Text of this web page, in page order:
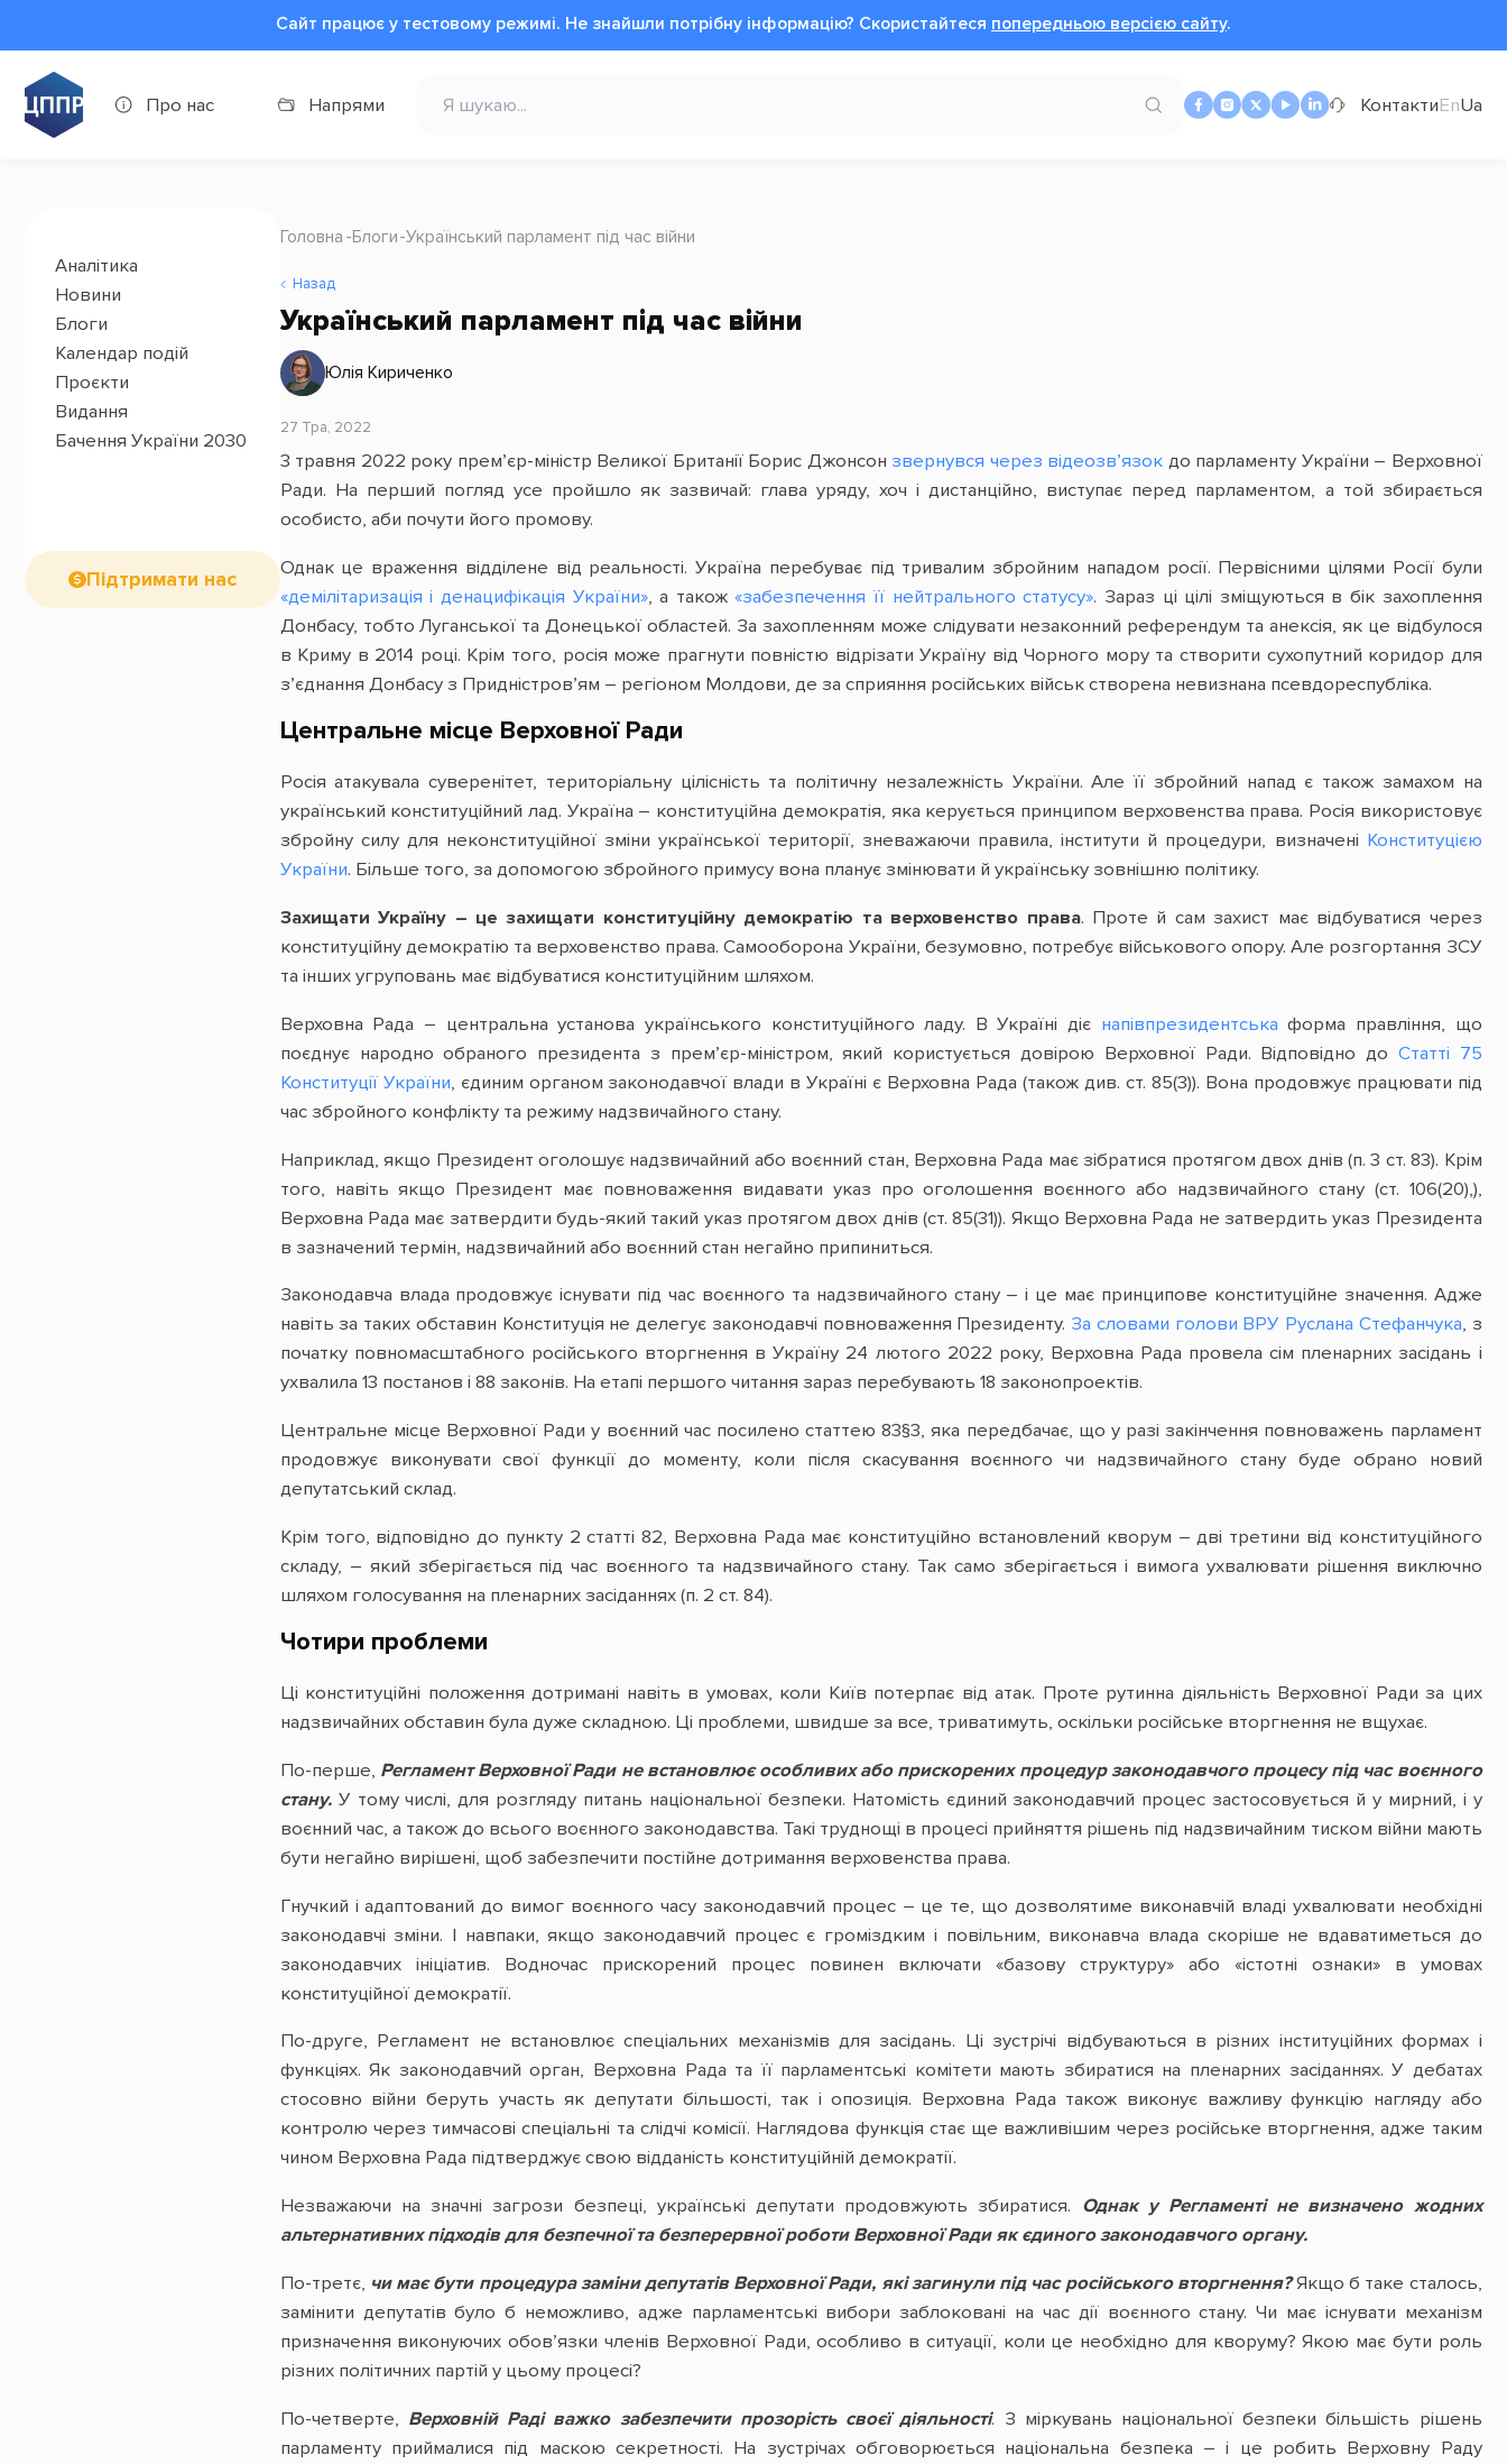
Сайт працює у тестовому режимі. Не знайшли потрібну інформацію? Cкористайтеся попередньою версією сайту.
Про нас Напрями КонтактиEnUa
Аналітика
Новини
Блоги
Календар подій
Проєкти
Видання
Бачення України 2030
Підтримати нас
Головна Блоги Український парламент під час війни
Назад
Український парламент під час війни
Юлія Кириченко
27 Тра, 2022
3 травня 2022 року прем’єр-міністр Великої Британії Борис Джонсон звернувся через відеозв’язок до парламенту України – Верховної
Ради. На перший погляд усе пройшло як зазвичай: глава уряду, хоч і дистанційно, виступає перед парламентом, а той збирається
особисто, аби почути його промову.
Однак це враження відділене від реальності. Україна перебуває під тривалим збройним нападом росії. Первісними цілями Росії були
«демілітаризація і денацифікація України», а також«забезпечення її нейтрального статусу». Зараз ці цілі зміщуються в бік захоплення
Донбасу, тобто Луганської та Донецької областей. За захопленням може слідувати незаконний референдум та анексія, як це відбулося
в Криму в 2014 році. Крім того, росія може прагнути повністю відрізати Україну від Чорного мору та створити сухопутний коридор для
з’єднання Донбасу з Придністров’ям – регіоном Молдови, де за сприяння російських військ створена невизнана псевдореспубліка.
Центральне місце Верховної Ради
Росія атакувала суверенітет, територіальну цілісність та політичну незалежність України. Але її збройний напад є також замахом на
український конституційний лад. Україна – конституційна демократія, яка керується принципом верховенства права. Росія використовує
збройну силу для неконституційної зміни української території, зневажаючи правила, інститути й процедури, визначені Конституцією
України. Більше того, за допомогою збройного примусу вона планує змінювати й українську зовнішню політику.
Захищати Україну – це захищати конституційну демократію та верховенство права. Проте й сам захист має відбуватися через
конституційну демократію та верховенство права. Самооборона України, безумовно, потребує військового опору. Але розгортання ЗСУ
та інших угруповань має відбуватися конституційним шляхом.
Верховна Рада – центральна установа українського конституційного ладу. В Україні діє напівпрезидентська форма правління, що
поєднує народно обраного президента з прем’єр-міністром, який користується довірою Верховної Ради. Відповідно до Статті 75
Конституції України, єдиним органом законодавчої влади в Україні є Верховна Рада (також див. ст. 85(3)). Вона продовжує працювати під
час збройного конфлікту та режиму надзвичайного стану.
Наприклад, якщо Президент оголошує надзвичайний або воєнний стан, Верховна Рада має зібратися протягом двох днів (п. 3 ст. 83). Крім
того, навіть якщо Президент має повноваження видавати указ про оголошення воєнного або надзвичайного стану (ст. 106(20),),
Верховна Рада має затвердити будь-який такий указ протягом двох днів (ст. 85(31)). Якщо Верховна Рада не затвердить указ Президента
в зазначений термін, надзвичайний або воєнний стан негайно припиниться.
Законодавча влада продовжує існувати під час воєнного та надзвичайного стану – і це має принципове конституційне значення. Адже
навіть за таких обставин Конституція не делегує законодавчі повноваження Президенту. За словами голови ВРУ Руслана Стефанчука, з
початку повномасштабного російського вторгнення в Україну 24 лютого 2022 року, Верховна Рада провела сім пленарних засідань і
ухвалила 13 постанов і 88 законів. На етапі першого читання зараз перебувають 18 законопроектів.
Центральне місце Верховної Ради у воєнний час посилено статтею 83§3, яка передбачає, що у разі закінчення повноважень парламент
продовжує виконувати свої функції до моменту, коли після скасування воєнного чи надзвичайного стану буде обрано новий
депутатський склад.
Крім того, відповідно до пункту 2 статті 82, Верховна Рада має конституційно встановлений кворум – дві третини від конституційного
складу, – який зберігається під час воєнного та надзвичайного стану. Так само зберігається і вимога ухвалювати рішення виключно
шляхом голосування на пленарних засіданнях (п. 2 ст. 84).
Чотири проблеми
Ці конституційні положення дотримані навіть в умовах, коли Київ потерпає від атак. Проте рутинна діяльність Верховної Ради за цих
надзвичайних обставин була дуже складною. Ці проблеми, швидше за все, триватимуть, оскільки російське вторгнення не вщухає.
По-перше, Регламент Верховної Ради не встановлює особливих або прискорених процедур законодавчого процесу під час воєнного
стану. У тому числі, для розгляду питань національної безпеки. Натомість єдиний законодавчий процес застосовується й у мирний, і у
воєнний час, а також до всього воєнного законодавства. Такі труднощі в процесі прийняття рішень під надзвичайним тиском війни мають
бути негайно вирішені, щоб забезпечити постійне дотримання верховенства права.
Гнучкий і адаптований до вимог воєнного часу законодавчий процес – це те, що дозволятиме виконавчій владі ухвалювати необхідні
законодавчі зміни. І навпаки, якщо законодавчий процес є громіздким і повільним, виконавча влада скоріше не вдаватиметься до
законодавчих ініціатив. Водночас прискорений процес повинен включати «базову структуру» або «істотні ознаки» в умовах
конституційної демократії.
По-друге, Регламент не встановлює спеціальних механізмів для засідань. Ці зустрічі відбуваються в різних інституційних формах і
функціях. Як законодавчий орган, Верховна Рада та її парламентські комітети мають збиратися на пленарних засіданнях. У дебатах
стосовно війни беруть участь як депутати більшості, так і опозиція. Верховна Рада також виконує важливу функцію нагляду або
контролю через тимчасові спеціальні та слідчі комісії. Наглядова функція стає ще важливішим через російське вторгнення, адже таким
чином Верховна Рада підтверджує свою відданість конституційній демократії.
Незважаючи на значні загрози безпеці, українські депутати продовжують збиратися. Однак у Регламенті не визначено жодних
альтернативних підходів для безпечної та безперервної роботи Верховної Ради як єдиного законодавчого органу.
По-третє, чи має бути процедура заміни депутатів Верховної Ради, які загинули під час російського вторгнення?Якщо б таке сталось,
замінити депутатів було б неможливо, адже парламентські вибори заблоковані на час дії воєнного стану. Чи має існувати механізм
призначення виконуючих обов’язки членів Верховної Ради, особливо в ситуації, коли це необхідно для кворуму? Якою має бути роль
різних політичних партій у цьому процесі?
По-четверте, Верховній Раді важко забезпечити прозорість своєї діяльності. З міркувань національної безпеки більшість рішень
парламенту приймалися під маскою секретності. На зустрічах обговорюється національна безпека – і це робить Верховну Раду